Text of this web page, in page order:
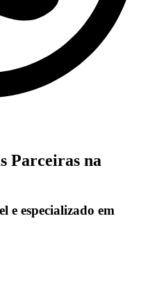
Parceiras na
e especializado em